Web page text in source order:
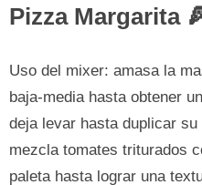
Pizza Margarita
Uso del mixer: amasa la
baja-media hasta obtener
deja levar hasta duplicar
mezcla tomates triturados
paleta hasta lograr una